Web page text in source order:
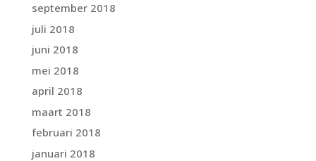
september 2018
juli 2018
juni 2018
mei 2018
april 2018
maart 2018
februari 2018
januari 2018